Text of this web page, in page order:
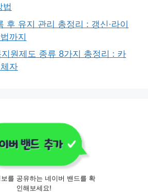
법
후 유지 관리 총정리 : 갱신·라이
까지
원제도 종류 8가지 총정리 : 카
자
를 공유하는 네이버 밴드를 확
인해보세요!